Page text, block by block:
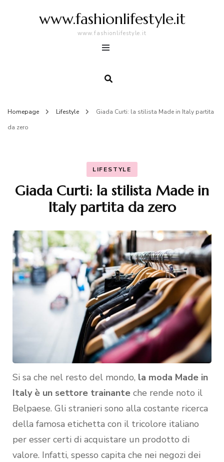
www.fashionlifestyle.it
www.fashionlifestyle.it
Homepage Lifestyle
Giada Curti: la stilista Made in Italy partita
da zero
LIFESTYLE
Giada Curti: la stilista Made in
Italy partita da zero
Si sa che nel resto del mondo, la moda Made in
Italy è un settore trainante che rende noto il
Belpaese. Gli stranieri sono alla costante ricerca
della famosa etichetta con il tricolore italiano
per esser certi di acquistare un prodotto di
valore. Infatti, spesso capita che nei negozi dei